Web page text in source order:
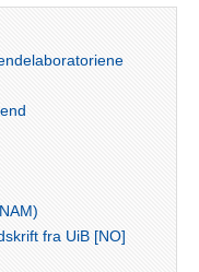
fra UiB [NO]